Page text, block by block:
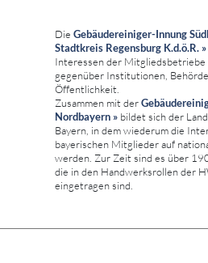
Die Gebäudereiniger-Innung
Stadtkreis Regensburg K.d.ö.R. »
Interessen der Mitgliedsbetriebe
gegenüber Institutionen,
Öffentlichkeit.
Zusammen mit der
Nordbayern » bildet sich der
Bayern, in dem wiederum die
bayerischen Mitglieder auf
werden. Zur Zeit sind es über
die in den Handwerksrollen der
eingetragen sind.